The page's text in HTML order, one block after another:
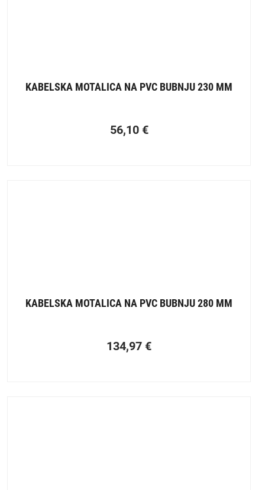
KABELSKA MOTALICA NA PVC BUBNJU 230 MM
56,10 €
KABELSKA MOTALICA NA PVC BUBNJU 280 MM
134,97 €